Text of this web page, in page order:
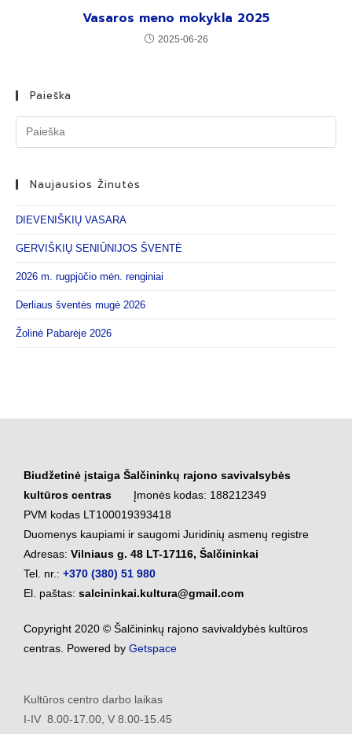
Vasaros meno mokykla 2025
2025-06-26
Paieška
Naujausios Žinutės
DIEVENIŠKIŲ VASARA
GERVIŠKIŲ SENIŪNIJOS ŠVENTĖ
2026 m. rugpjūčio mėn. renginiai
Derliaus šventės mugė 2026
Žolinė Pabarėje 2026
Biudžetinė įstaiga Šalčininkų rajono savivalsybės
kultūros centras
Įmonės kodas: 188212349
PVM kodas LT100019393418
Duomenys kaupiami ir saugomi Juridinių asmenų registre
Adresas: Vilniaus g. 48 LT-17116, Šalčininkai
Tel. nr.: +370 (380) 51 980
El. paštas: salcininkai.kultura@gmail.com
Copyright 2020 © Šalčininkų rajono savivaldybės kultūros
centras. Powered by Getspace
Kultūros centro darbo laikas
I-IV 8.00-17.00, V 8.00-15.45